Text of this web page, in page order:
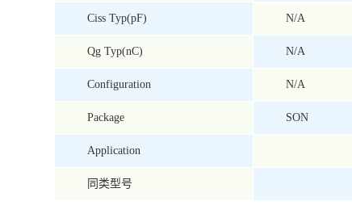
Ciss Typ(pF) N/A
Qg Typ(nC) N/A
Configuration N/A
Package SON
Application
同类型号